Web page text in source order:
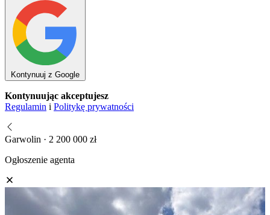
Kontynuuj z Google
Kontynuując akceptujesz
Regulamin i Politykę prywatności
Garwolin · 2 200 000 zł
Ogłoszenie agenta